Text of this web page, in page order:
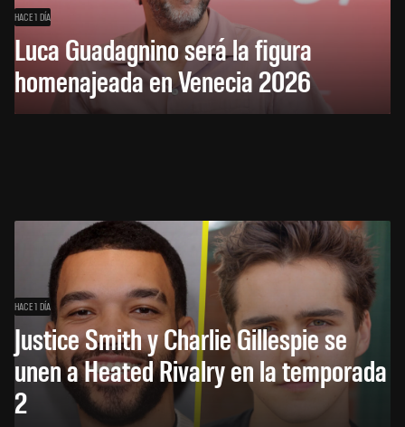
HACE 1 DÍA
Luca Guadagnino será la figura
homenajeada en Venecia 2026
HACE 1 DÍA
Justice Smith y Charlie Gillespie se
unen a Heated Rivalry en la temporada
2